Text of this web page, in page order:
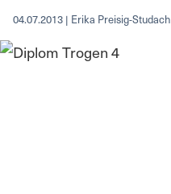
04.07.2013 | Erika Preisig-Studach